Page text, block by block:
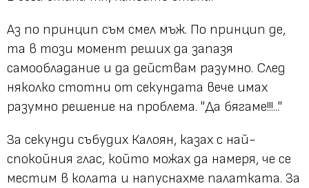
Аз по принцип съм смел мъж. По принцип де,
та в този момент реших да запазя
самообладание и да действам разумно. След
няколко стотни от секундата вече имах
разумно решение на проблема. "Да бягаме!!!..."
За секунди събудих Калоян, казах с най-
спокойния глас, който можах да намеря, че се
местим в колата и напуснахме палатката. За